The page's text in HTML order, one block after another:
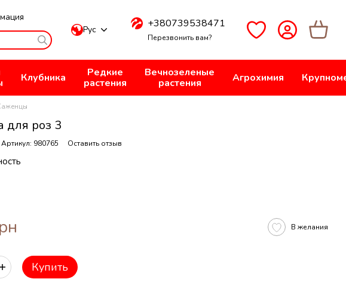
Рус +380739538471
Перезвонить вам?
Клубника
Редкие
растения
Вечнозеленые
растения
Агрохимия
для роз 3
Артикул: 980765 Оставить отзыв
В желания
Купить